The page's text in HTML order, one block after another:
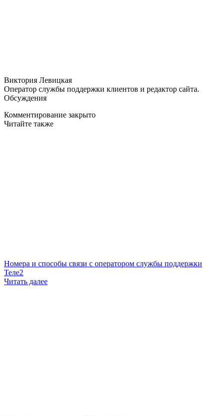
Виктория Левицкая
Оператор службы поддержки клиентов и редактор сайта.
Обсуждения
Комментирование закрыто
Читайте также
Номера и способы связи с оператором службы поддержки
Теле2
Читать далее